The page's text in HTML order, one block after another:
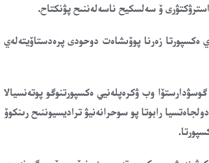
ۆ سەلسكيح ناسەلەننىح پۋنكتاح.
ەكسپورتا زەرنا پوۆىشاەت دوحودى پرەدستاۆيتەلەي
وب ۋكرەپلەنيي ەكسپورتنوگو پوتەنسيالا
رابوتا پو سوحرانەنيۋ تراديسيوننىح رىنكوۆ
.